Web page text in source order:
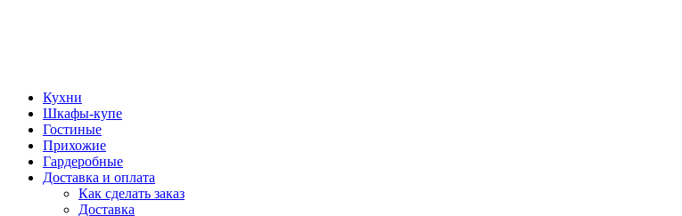
Кухни
Шкафы-купе
Гостиные
Прихожие
Гардеробные
Доставка и оплата
Как сделать заказ
Доставка